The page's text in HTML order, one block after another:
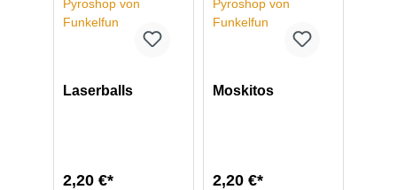
Laserballs
2,20 €*
Moskitos
2,20 €*